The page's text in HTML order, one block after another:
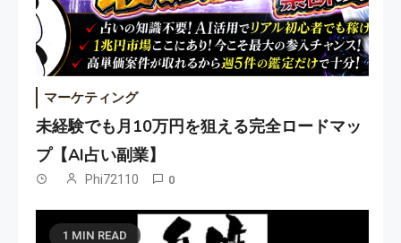
マーケティング
未経験でも月10万円を狙える完全ロードマッ
プ【AI占い副業】
Phi72110 0
1 MIN READ